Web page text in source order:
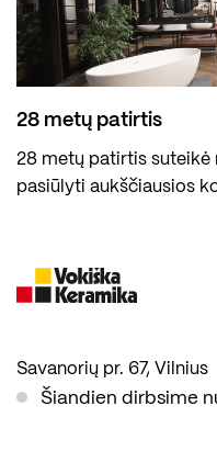
28 metų patirtis
28 metų patirtis suteikė
pasiūlyti aukščiausios
Savanorių pr. 67, Vilnius
Šiandien dirbsime